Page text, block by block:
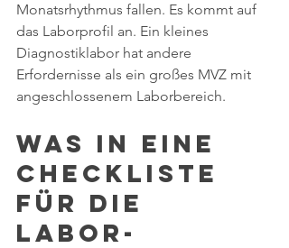
Monatsrhythmus fallen. Es kommt auf
das Laborprofil an. Ein kleines
Diagnostiklabor hat andere
Erfordernisse als ein großes MVZ mit
angeschlossenem Laborbereich.
Was in eine
Checkliste
für die
Labor-